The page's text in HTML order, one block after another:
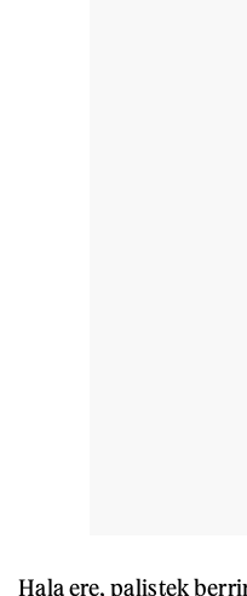
Hala ere, palistek